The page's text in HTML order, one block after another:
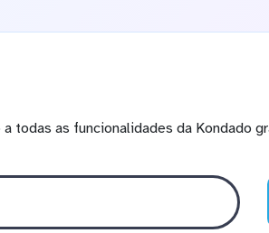
a todas as funcionalidades da Kondado